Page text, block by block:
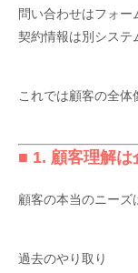
問い合わせはフォー
契約情報は別システ
これでは顧客の全体
■ 1. 顧客理解は
顧客の本当のニーズ
過去のやり取り